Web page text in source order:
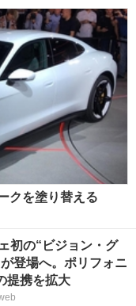
クを塗り替える
初の“ビジョン・グ
登場へ。ポリフォニ
提携を拡大